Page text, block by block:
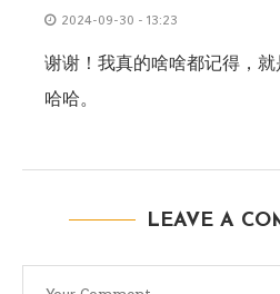
2024-09-30 - 13:23
谢谢！我真的啥啥都记得，
哈哈。
LEAVE A